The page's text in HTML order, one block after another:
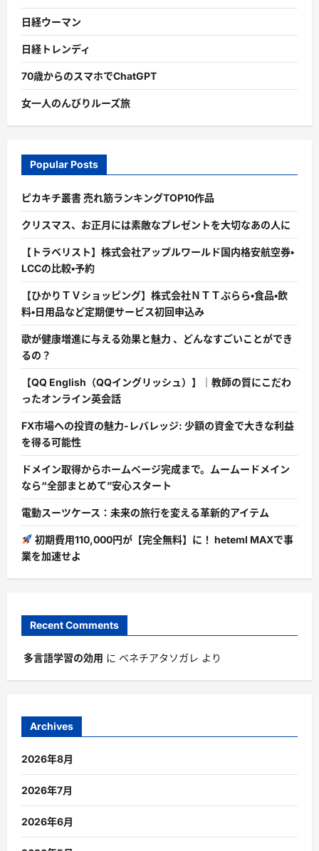
日経ウーマン
日経トレンディ
70歳からのスマホでChatGPT
女一人のんびりルーズ旅
Popular Posts
ピカキチ叢書 売れ筋ランキングTOP10作品
クリスマス、お正月には素敵なプレゼントを大切なあの人に
【トラベリスト】株式会社アップルワールド国内格安航空券・
LCCの比較・予約
【ひかりＴＶショッピング】株式会社ＮＴＴぷらら・食品・飲
料・日用品など定期便サービス初回申込み
歌が健康増進に与える効果と魅力 、どんなすごいことができ
るの？
【QQ English（QQイングリッシュ）】｜教師の質にこだわ
ったオンライン英会話
FX市場への投資の魅力-レバレッジ: 少額の資金で大きな利益
を得る可能性
ドメイン取得からホームページ完成まで。ムームードメイン
なら“全部まとめて”安心スタート
電動スーツケース：未来の旅行を変える革新的アイテム
初期費用110,000円が【完全無料】に！ heteml MAXで事
業を加速せよ
Recent Comments
多言語学習の効用 に ベネチアタソガレ より
Archives
2026年8月
2026年7月
2026年6月